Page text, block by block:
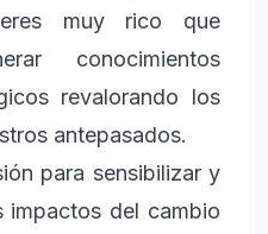
muy rico que
conocimientos
revalorando los
antepasados.
para sensibilizar y
impactos del cambio